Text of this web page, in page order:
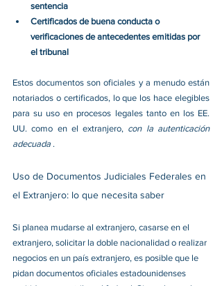
sentencia
Certificados de buena conducta o
verificaciones de antecedentes emitidas por
el tribunal
Estos documentos son oficiales y a menudo están
notariados o certificados, lo que los hace elegibles
para su uso en procesos legales tanto en los EE.
UU. como en el extranjero, con la autenticación
adecuada .
Uso de Documentos Judiciales Federales en
el Extranjero: lo que necesita saber
Si planea mudarse al extranjero, casarse en el
extranjero, solicitar la doble nacionalidad o realizar
negocios en un país extranjero, es posible que le
pidan documentos oficiales estadounidenses